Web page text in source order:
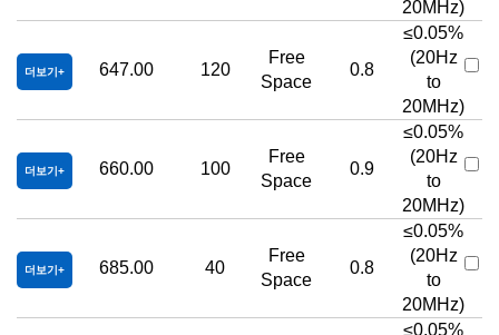
20MHz)
더보기 647.00 120
Free
Space
0.8
≤0.05%
(20Hz
to
20MHz)
더보기 660.00 100
Free
Space
0.9
≤0.05%
(20Hz
to
20MHz)
더보기 685.00 40
Free
Space
0.8
≤0.05%
(20Hz
to
20MHz)
≤0.05%